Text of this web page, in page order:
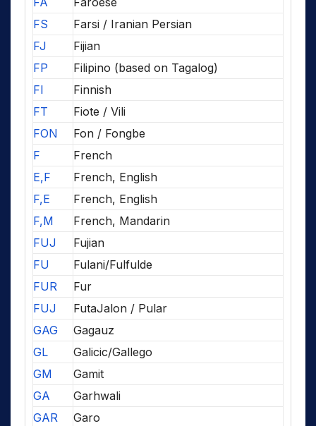
FS
Farsi / Iranian Persian
FJ
Fijian
FP
Filipino (based on Tagalog)
FI
Finnish
FT
Fiote / Vili
FON
Fon / Fongbe
F
French
E,F
French, English
F,E
French, English
F,M
French, Mandarin
FUJ
Fujian
FU
Fulani/Fulfulde
FUR
Fur
FUJ
FutaJalon / Pular
GAG
Gagauz
GL
Galicic/Gallego
GM
Gamit
GA
Garhwali
GAR
Garo